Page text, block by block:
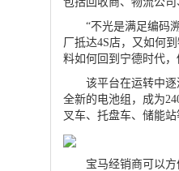
“不光是满足编码溯
厂抵达4S店，又如何
料如何回到宁德时代
该平台在运转中逐渐
全新的电池组，成为
叉车、托盘车、储能
宝马经销商可以方便